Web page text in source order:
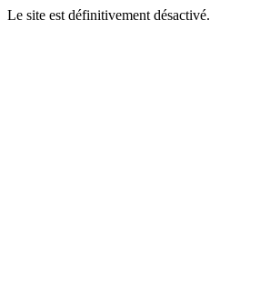
Le site est définitivement désactivé.